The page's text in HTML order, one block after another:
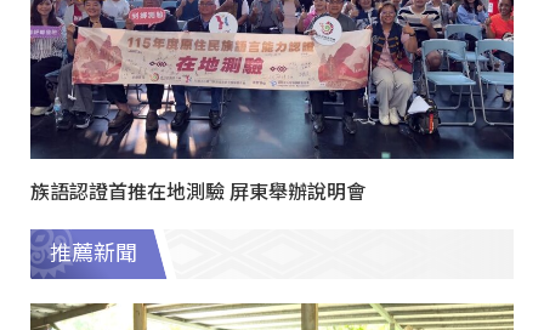
族語認證首推在地測驗 屏東舉辦說明會
推薦新聞